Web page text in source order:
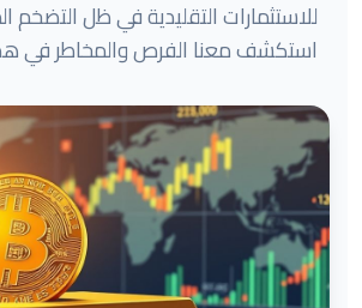
للاستثمارات التقليدية في ظل التضخم
استكشف معنا الفرص والمخاطر في هذا